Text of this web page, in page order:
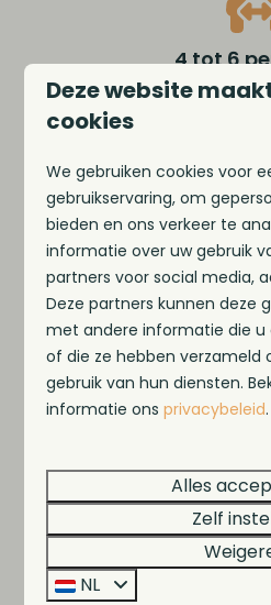
4 tot 6
Uitzicht over
Bagane grond &
Lift
Deze website
cookies
We gebruiken cookies voor
gebruikservaring, om
bieden en ons verkeer te
informatie over uw gebruik
partners voor social media,
Deze partners kunnen deze
met andere informatie die
of die ze hebben verzameld
gebruik van hun diensten.
informatie onsprivacybeleid.
Alles
Zelf
NL